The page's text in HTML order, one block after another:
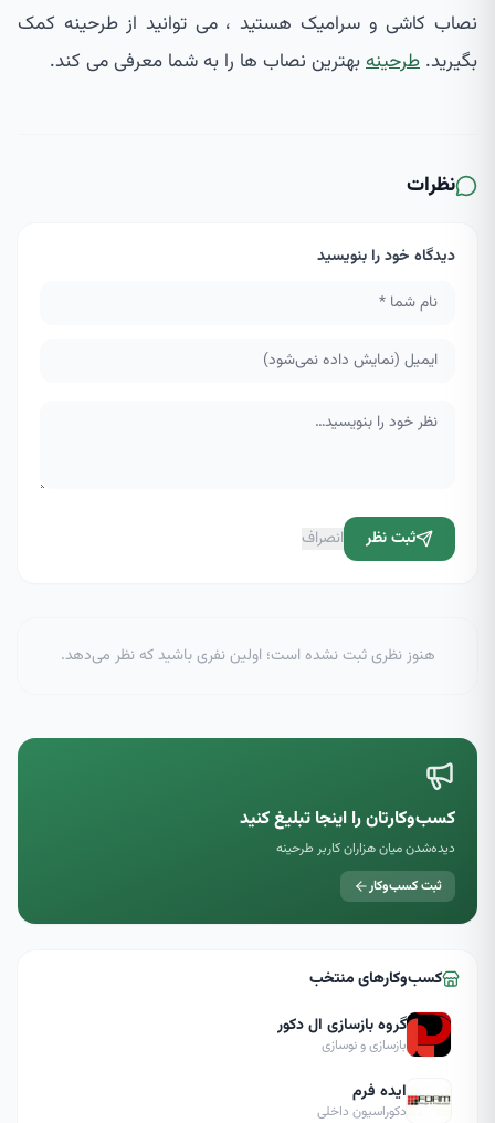
نصاب کاشی و سرامیک هستید ، می توانید از طرحینه کمک
بگیرید. طرحینهبهترین نصاب ها را به شما معرفی می کند.
نظرات
دیدگاه خود را بنویسید
ثبت نظر انصراف
هنوز نظری ثبت نشده است؛ اولین نفری باشید که نظر می‌دهد.
کسب‌وکارتان را اینجا تبلیغ کنید
دیده‌شدن میان هزاران کاربر طرحینه
ثبت کسب‌وکار
کسب‌وکارهای منتخب
گروه بازسازی ال دکور
بازسازی و نوسازی
ایده فرم
دکوراسیون داخلی